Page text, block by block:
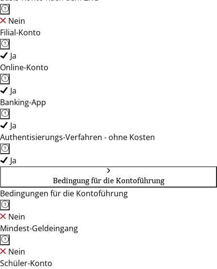
Nein
Filial-Konto
Ja
Online-Konto
Ja
Banking-App
Ja
Authentisierungs-Verfahren - ohne Kosten
Ja
Bedingung für die Kontoführung
Bedingungen für die Kontoführung
Nein
Mindest-Geldeingang
Nein
Schüler-Konto